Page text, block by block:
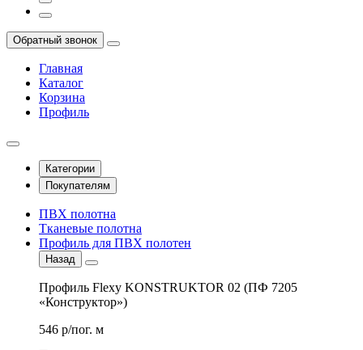
Обратный звонок
Главная
Каталог
Корзина
Профиль
Категории
Покупателям
ПВХ полотна
Тканевые полотна
Профиль для ПВХ полотен
Назад
Профиль Flexy KONSTRUKTOR 02 (ПФ 7205
«Конструктор»)
546 р/пог. м